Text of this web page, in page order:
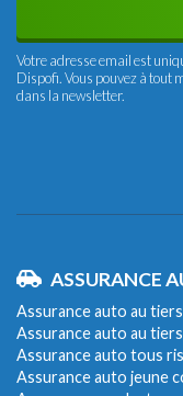
Votre adresse email est
Dispofi. Vous pouvez à tout
dans la newsletter.
ASSURANCE
Assurance auto au tiers
Assurance auto au
Assurance auto tous
Assurance auto jeune